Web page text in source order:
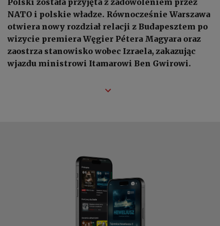
NATO i polskie władze. Równocześnie Warszawa
otwiera nowy rozdział relacji z Budapesztem po
wizycie premiera Węgier Pétera Magyara oraz
zaostrza stanowisko wobec Izraela, zakazując
wjazdu ministrowi Itamarowi Ben Gwirowi.